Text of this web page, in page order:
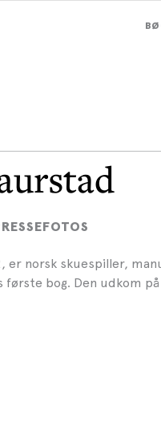
er norsk skuespiller,
første bog. Den udkom